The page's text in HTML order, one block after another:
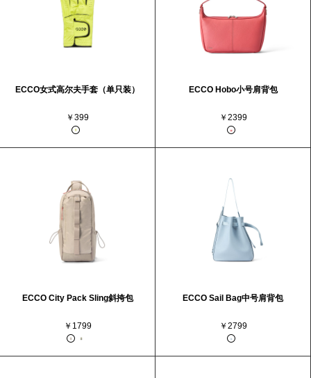
ECCO女式高尔夫手套（单只装）
￥399
ECCO Hobo小号肩背包
￥2399
ECCO City Pack Sling斜挎包
￥1799
ECCO Sail Bag中号肩背包
￥2799